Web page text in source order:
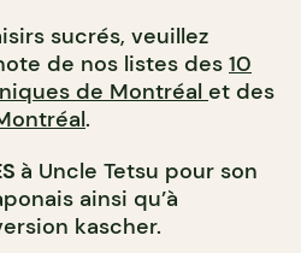
sucrés, veuillez
de nos listes des 10
de Montréal et des
.
à Uncle Tetsu pour son
ainsi qu’à
kascher.